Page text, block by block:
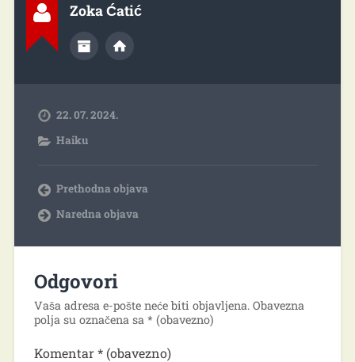
Zoka Ćatić
22. 07. 2024.
Haiku
Prethodna objava
Naredna objava
Odgovori
Vaša adresa e-pošte neće biti objavljena. Obavezna
polja su označena sa * (obavezno)
Komentar* (obavezno)